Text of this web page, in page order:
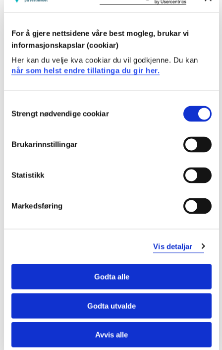
For å gjere nettsidene våre best mogleg, brukar vi
informasjonskapslar (cookiar)
Her kan du velje kva cookiar du vil godkjenne. Du kan
når som helst endre tillatinga du gir her.
Selection
Strengt nødvendige cookiar
Brukarinnstillingar
Statistikk
Markedsføring
Vis detaljar
Godta alle
Godta utvalde
Avvis alle
enveisfunksjoner
Infrastructure) og sertifikater
Læringsutbytte
Kunnskaper
arbeidsgrupper
Forklare adressering, ruting og trafikkfiltrering i et
nettverk
Ferdigheter
Endre konfigurasjonen i en ruter
Krav til forkunnskaper
Ingen